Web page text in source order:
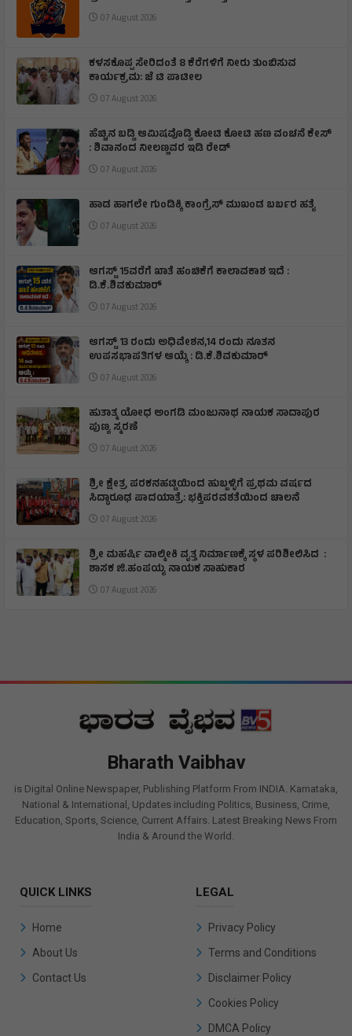
07 August 2026
ಕಳಸಕೊಪ್ಪ ಸೇರಿದಂತೆ 8 ಕೆರೆಗಳಿಗೆ ನೀರು ತುಂಬಿಸುವ
ಕಾರ್ಯಕ್ರಮ: ಜೆ ಟಿ ಪಾಟೀಲ
07 August 2026
ಹೆಚ್ಚಿನ ಬಡ್ಡಿ ಆಮಿಷವೊಡ್ಡಿ ಕೋಟಿ ಕೋಟಿ ಹಣ ವಂಚನೆ ಕೇಸ್
: ಶಿವಾನಂದ ನೀಲಣ್ಣವರ ಇಡಿ ರೇಡ್
07 August 2026
ಹಾಡ ಹಾಗಲೇ ಗುಂಡಿಕ್ಕಿ ಕಾಂಗ್ರೆಸ್ ಮುಖಂಡ ಬರ್ಬರ ಹತ್ಯೆ
07 August 2026
ಆಗಸ್ಟ್ 15ವರೆಗೆ ಖಾತೆ ಹಂಚಿಕೆಗೆ ಕಾಲಾವಕಾಶ ಇದೆ :
ಡಿ.ಕೆ.ಶಿವಕುಮಾರ್
07 August 2026
ಆಗಸ್ಟ್ 13 ರಂದು ಅಧಿವೇಶನ,14 ರಂದು ನೂತನ
ಉಪಸಭಾಪತಿಗಳ ಆಯ್ಕೆ : ಡಿ.ಕೆ.ಶಿವಕುಮಾರ್
07 August 2026
ಹುತಾತ್ಮ ಯೋಧ ಅಂಗಡಿ ಮಂಜುನಾಥ ನಾಯಕ ಸಾದಾಪುರ
ಪುಣ್ಯ ಸ್ಮರಣೆ
07 August 2026
​ಶ್ರೀ ಕ್ಷೇತ್ರ ಪರಕನಹಟ್ಟಿಯಿಂದ ಹುಬ್ಬಳ್ಳಿಗೆ ಪ್ರಥಮ ವರ್ಷದ
ಸಿದ್ಧಾರೂಢ ಪಾದಯಾತ್ರೆ: ಭಕ್ತಿಪರವಶತೆಯಿಂದ ಚಾಲನೆ
07 August 2026
ಶ್ರೀ ಮಹರ್ಷಿ ವಾಲ್ಮೀಕಿ ವೃತ್ತ ನಿರ್ಮಾಣಕ್ಕೆ ಸ್ಥಳ ಪರಿಶೀಲಿಸಿದ :
ಶಾಸಕ ಜಿ.ಹಂಪಯ್ಯ ನಾಯಕ ಸಾಹುಕಾರ
07 August 2026
Bharath Vaibhav
is Digital Online Newspaper, Publishing Platform From INDIA. Karnataka,
National & International, Updates including Politics, Business, Crime,
Education, Sports, Science, Current Affairs. Latest Breaking News From
India & Around the World.
QUICK LINKS
Home
About Us
Contact Us
LEGAL
Privacy Policy
Terms and Conditions
Disclaimer Policy
Cookies Policy
DMCA Policy